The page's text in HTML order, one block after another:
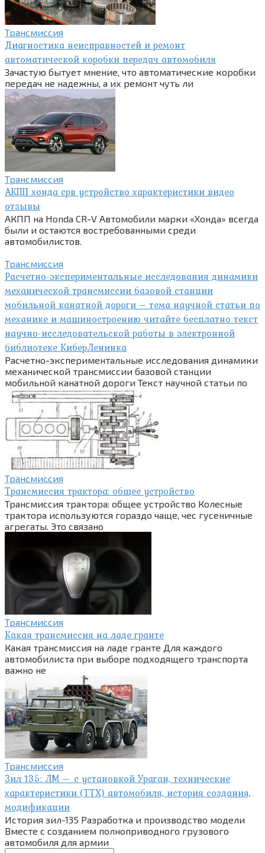
Трансмиссия
Диагностика неисправностей и ремонт
автоматической коробки передач автомобиля
Зачастую бытует мнение, что автоматические коробки
передач не надежны, а их ремонт чуть ли
Трансмиссия
АКПП хонда срв устройство характеристики видео
отзывы
АКПП на Honda CR-V Автомобили марки «Хонда» всегда
были и остаются востребованными среди
автомобилистов.
Трансмиссия
Расчетно-экспериментальные исследования динамики
механической трансмиссии базовой станции
мобильной канатной дороги – тема научной статьи по
механике и машиностроению читайте бесплатно текст
научно-исследовательской работы в электронной
библиотеке КиберЛенинка
Расчетно-экспериментальные исследования динамики
механической трансмиссии базовой станции
мобильной канатной дороги Текст научной статьи по
Трансмиссия
Трансмиссия трактора: общее устройство
Трансмиссия трактора: общее устройство Колесные
трактора используются гораздо чаще, чес гусеничные
агрегаты. Это связано
Трансмиссия
Какая трансмиссия на ладе гранте
Какая трансмиссия на ладе гранте Для каждого
автомобилиста при выборе подходящего транспорта
важно не
Трансмиссия
Зил 135: ЛМ — с установкой Ураган, технические
характеристики (ТТХ) автомобиля, история создания,
модификации
История зил-135 Разработка и производство модели
Вместе с созданием полноприводного грузового
автомобиля для армии